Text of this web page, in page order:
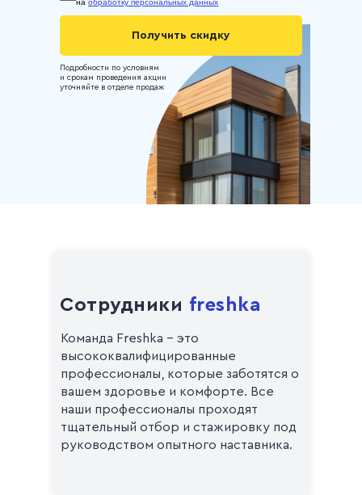
на обработку персональных данных
Получить скидку
Подробности по условиям
и срокам проведения акции
уточняйте в отделе продаж
Команда Freshka - это
высококвалифицированные
профессионалы, которые заботятся о
вашем здоровье и комфорте. Все
наши профессионалы проходят
тщательный отбор и стажировку под
руководством опытного наставника.
Сотрудники freshka